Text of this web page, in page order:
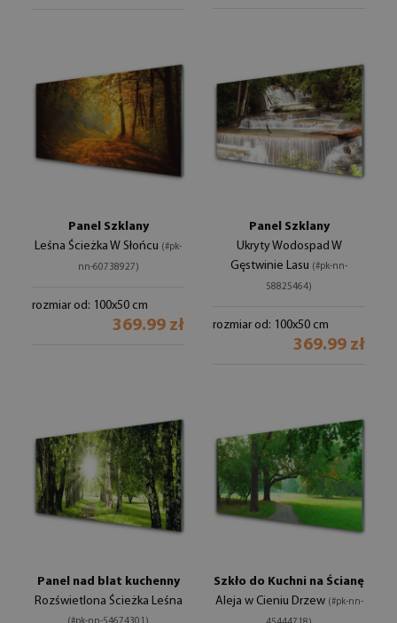
Panel Szklany
Leśna Ścieżka W Słońcu (#pk-
nn-60738927)
rozmiar od: 100x50 cm
369.99 zł
Panel Szklany
Ukryty Wodospad W
Gęstwinie Lasu (#pk-nn-
58825464)
rozmiar od: 100x50 cm
369.99 zł
Panel nad blat kuchenny
Rozświetlona Ścieżka Leśna
Szkło do Kuchni na Ścianę
Aleja w Cieniu Drzew (#pk-nn-